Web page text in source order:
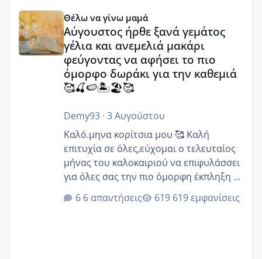
Αύγουστος ήρθε ξανά γεμάτος γέλια και ανεμελιά
Θέλω να γίνω μαμά
Αύγουστος ήρθε ξανά γεμάτος
γέλια και ανεμελιά μακάρι
φεύγοντας να αφήσει το πιο
όμορφο δωράκι για την καθεμιά
🥰🍒🍉🏝️🏖️🥰
Demy93· 3 Αυγούστου
Καλό.μηνα κορίτσια μου 🥰 Καλή
επιτυχία σε όλες,εύχομαι ο τελευταίος
μήνας του καλοκαιριού να επιφυλάσσει
για όλες σας την πιο όμορφη έκπληξη 🧿
@Elk @Melikara86 @Παρασκευαιδου
@Zenia z @melitiniღ @Christi.D.
6 απαντήσεις 619 εμφανίσεις